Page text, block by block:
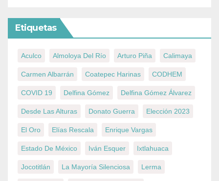
Etiquetas
Aculco Almoloya Del Río Arturo Piña Calimaya
Carmen Albarrán Coatepec Harinas CODHEM
COVID 19 Delfina Gómez Delfina Gómez Álvarez
Desde Las Alturas Donato Guerra Elección 2023
El Oro Elías Rescala Enrique Vargas
Estado De México Iván Esquer Ixtlahuaca
Jocotitlán La Mayoría Silenciosa Lerma